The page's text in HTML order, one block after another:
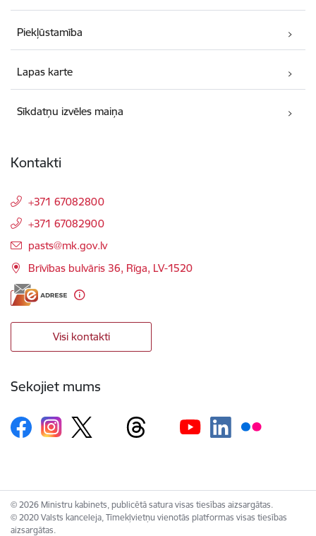
Piekļūstamība
Lapas karte
Sīkdatņu izvēles maiņa
Kontakti
+371 67082800
+371 67082900
E-pasts:
pasts@mk.gov.lv
Brīvības bulvāris 36, Rīga, LV-1520
Visi kontakti
Sekojiet mums
© 2026 Ministru kabinets, publicētā satura visas tiesības aizsargātas.
© 2020 Valsts kanceleja, Tīmekļvietņu vienotās platformas visas tiesības
aizsargātas.